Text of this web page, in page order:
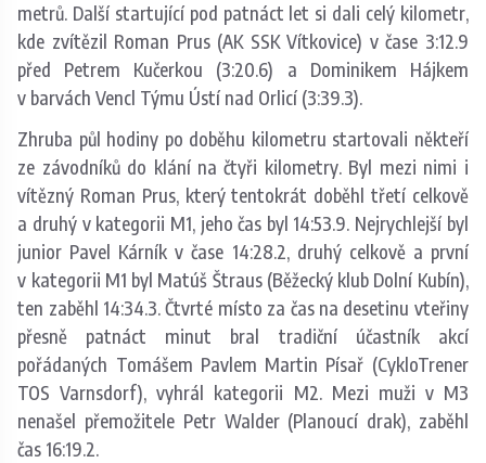
metrů. Další startující pod patnáct let si dali celý kilometr,
kde zvítězil Roman Prus (AK SSK Vítkovice) v čase 3:12.9
před Petrem Kučerkou (3:20.6) a Dominikem Hájkem
v barvách Vencl Týmu Ústí nad Orlicí (3:39.3).
Zhruba půl hodiny po doběhu kilometru startovali někteří
ze závodníků do klání na čtyři kilometry. Byl mezi nimi i
vítězný Roman Prus, který tentokrát doběhl třetí celkově
a druhý v kategorii M1, jeho čas byl 14:53.9. Nejrychlejší byl
junior Pavel Kárník v čase 14:28.2, druhý celkově a první
v kategorii M1 byl Matúš Štraus (Běžecký klub Dolní Kubín),
ten zaběhl 14:34.3. Čtvrté místo za čas na desetinu vteřiny
přesně patnáct minut bral tradiční účastník akcí
pořádaných Tomášem Pavlem Martin Písař (CykloTrener
TOS Varnsdorf), vyhrál kategorii M2. Mezi muži v M3
nenašel přemožitele Petr Walder (Planoucí drak), zaběhl
čas 16:19.2.